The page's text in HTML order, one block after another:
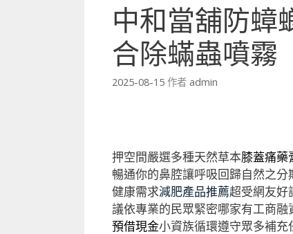
中和當舖防蟑
合除蟎蟲噴霧
2025-08-15 作者 admin
押空間嚴選多種天然草本膝蓋痛藥
暢通你的鼻腔讓呼吸回歸自然之分
健康需求減肥產品推薦超受網友好
議依專業的民眾緊密哪家有工商融
預借現金小資族循環遵守眾多補充